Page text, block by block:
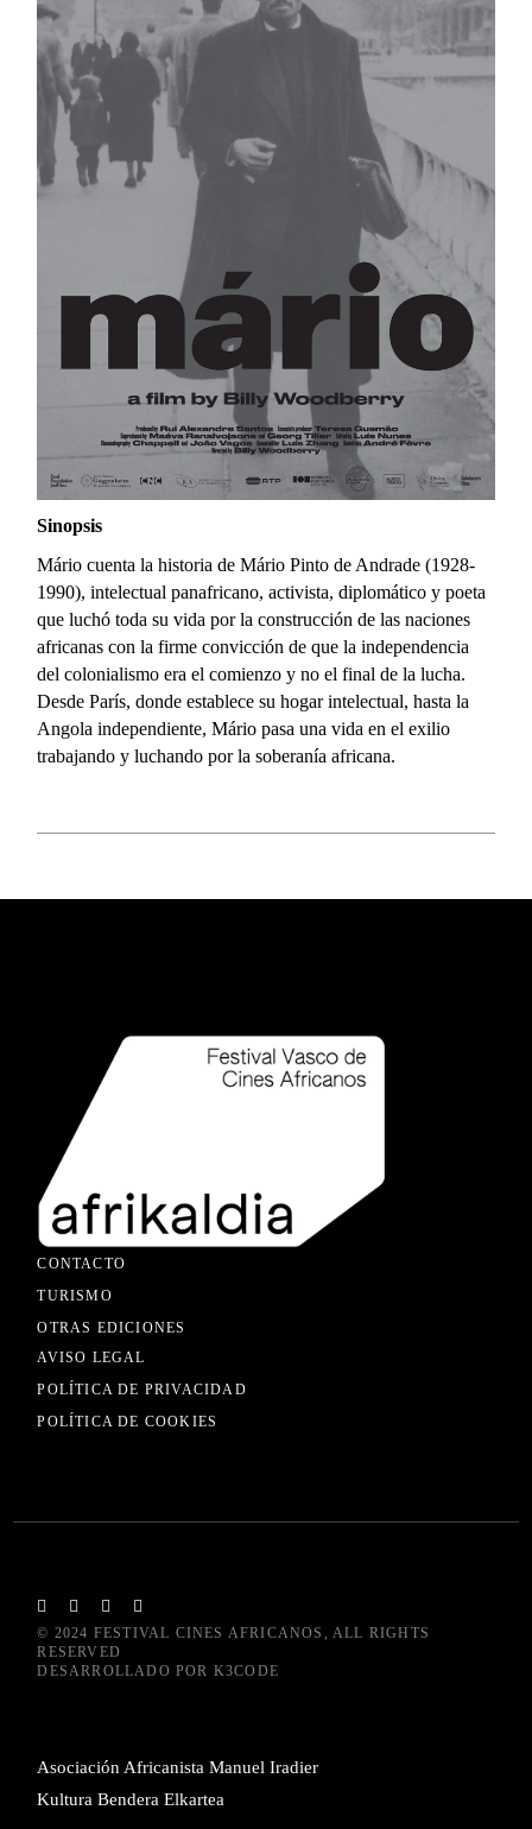
Sinopsis
Mário cuenta la historia de Mário Pinto de Andrade (1928-
1990), intelectual panafricano, activista, diplomático y poeta
que luchó toda su vida por la construcción de las naciones
africanas con la firme convicción de que la independencia
del colonialismo era el comienzo y no el final de la lucha.
Desde París, donde establece su hogar intelectual, hasta la
Angola independiente, Mário pasa una vida en el exilio
trabajando y luchando por la soberanía africana.
CONTACTO
TURISMO
OTRAS EDICIONES
AVISO LEGAL
POLÍTICA DE PRIVACIDAD
POLÍTICA DE COOKIES
© 2024 FESTIVAL CINES AFRICANOS , ALL RIGHTS
RESERVED
DESARROLLADO POR K3CODE
Asociación Africanista Manuel Iradier
Kultura Bendera Elkartea